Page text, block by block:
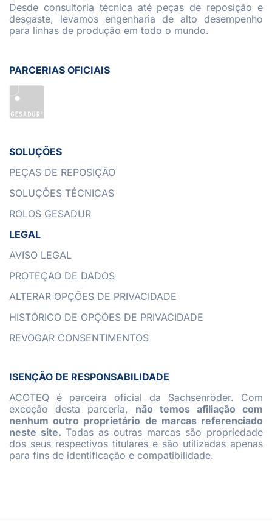
Desde consultoria técnica até peças de reposição e
desgaste, levamos engenharia de alto desempenho
para linhas de produção em todo o mundo.
PARCERIAS OFICIAIS
SOLUÇÕES
PEÇAS DE REPOSIÇÃO
SOLUÇÕES TÉCNICAS
ROLOS GESADUR
LEGAL
AVISO LEGAL
PROTEÇAO DE DADOS
ALTERAR OPÇÕES DE PRIVACIDADE
HISTÓRICO DE OPÇÕES DE PRIVACIDADE
REVOGAR CONSENTIMENTOS
ISENÇÃO DE RESPONSABILIDADE
ACOTEQ é parceira oficial da Sachsenröder. Com
exceção desta parceria, não temos afiliação com
nenhum outro proprietário de marcas referenciado
neste site. Todas as outras marcas são propriedade
dos seus respectivos titulares e são utilizadas apenas
para fins de identificação e compatibilidade.